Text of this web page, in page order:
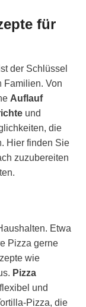
für
der Schlüssel
Familien. Von
Auflauf
und
die
Hier finden Sie
zuzubereiten
Etwa
Pizza gerne
wie
Pizza
und
Pizza, die